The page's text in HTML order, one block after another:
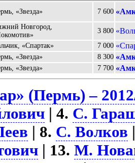
«Звезда» 7 600
Новгород,
3 800
«Спартак» 7 000
«Звезда» 8 300
«Звезда» 7 700
(Пермь) –
| 4. С.
| 8. С. Волков
| 13.М.